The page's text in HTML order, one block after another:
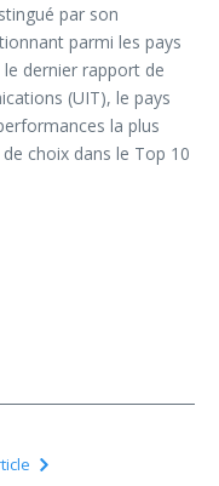
par son
parmi les pays
le dernier rapport de
(UIT), le pays
la plus
choix dans le Top 10